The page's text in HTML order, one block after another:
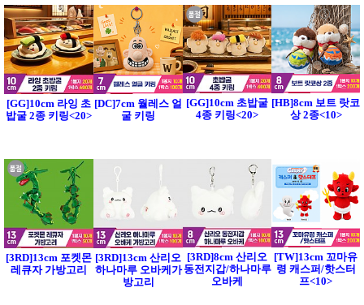
[GG]10cm 라잉 초
밥굴 2종 키링<20>
[DC]7cm 월레스 얼
굴 키링
[GG]10cm 초밥굴
4종 키링<20>
[HB]8cm 보트 랏코
상 2종<10>
[3RD]13cm 포켓몬
레큐자 가방고리
[3RD]13cm 산리오
하나마루 오바케가
방고리
[3RD]8cm 산리오
동전지갑/하나마루
오바케
[TW]13cm 꼬마유
령 캐스퍼/핫스터
프<10>